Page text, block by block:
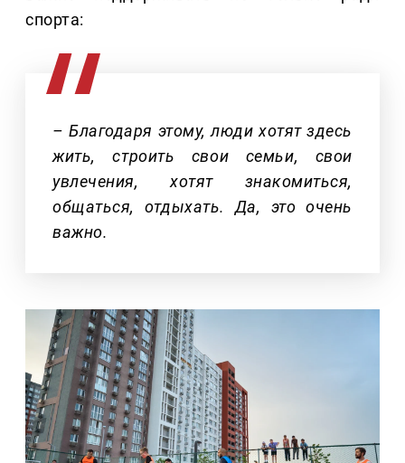
спорта:
– Благодаря этому, люди хотят здесь
жить, строить свои семьи, свои
увлечения, хотят знакомиться,
общаться, отдыхать. Да, это очень
важно.